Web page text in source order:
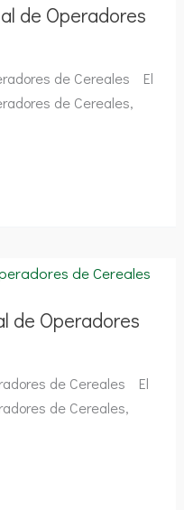
de Operadores
de Cereales El
de Cereales,
de Operadores
de Cereales El
de Cereales,